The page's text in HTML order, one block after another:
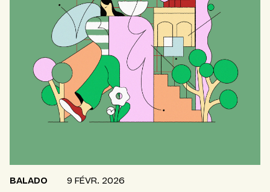
BALADO 9 FÉVR. 2026